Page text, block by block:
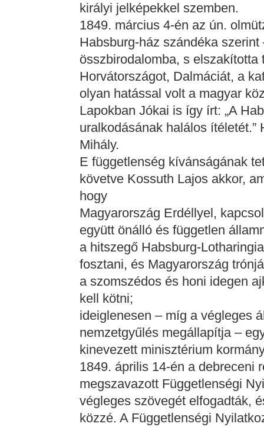
királyi jelképekkel szemben.
1849. március 4-én az ún.
Habsburg-ház szándéka
összbirodalomba, s elszakította
Horvátországot, Dalmáciát, a
olyan hatással volt a magyar
Lapokban Jókai is így írt: „A
uralkodásának halálos
Mihály.
E függetlenség kívánságának
követve Kossuth Lajos akkor,
hogy
Magyarország Erdéllyel,
együtt önálló és független
a hitszegő Habsburg-
fosztani, és Magyarország
a szomszédos és honi idegen
kell kötni;
ideiglenesen – míg a végleges
nemzetgyűlés megállapítja –
kinevezett minisztérium
1849. április 14-én a debreceni
megszavazott Függetlenségi
végleges szövegét elfogadták,
közzé. A Függetlenségi